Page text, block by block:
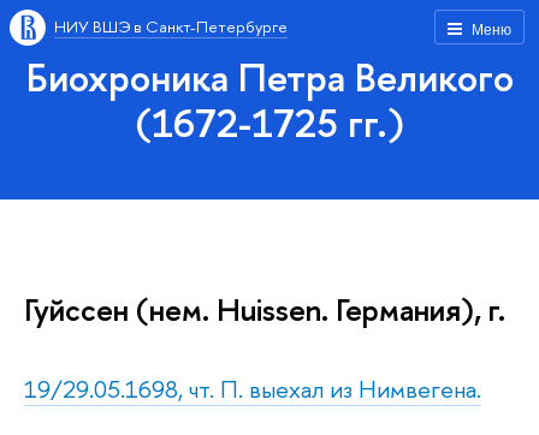
Меню
НИУ ВШЭ в Санкт-Петербурге
Биохроника Петра Великого
(1672-1725 гг.)
Гуйссен (нем. Huissen. Германия), г.
19/29.05.1698, чт. П. выехал из Нимвегена.